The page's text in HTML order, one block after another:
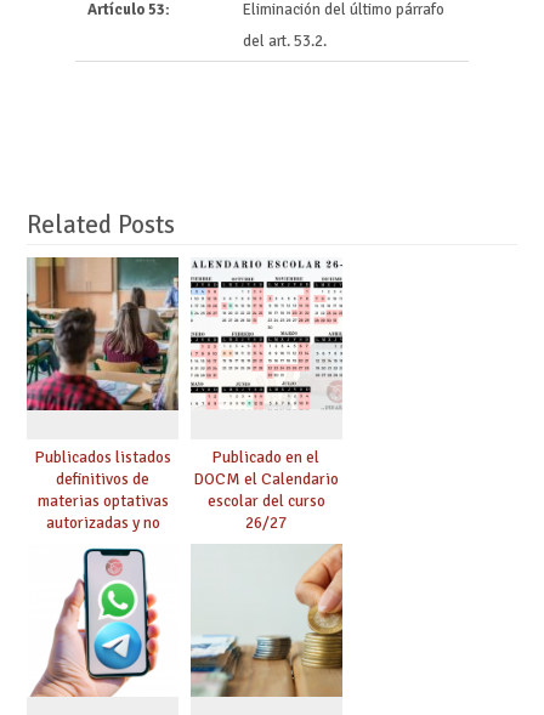
Artículo 53:
Eliminación del último párrafo
del art. 53.2.
Related Posts
Publicados listados
definitivos de
materias optativas
autorizadas y no
autorizadas en ESO y
Bachillerato,
definidas por los
centros
Publicado en el
DOCM el Calendario
escolar del curso
26/27